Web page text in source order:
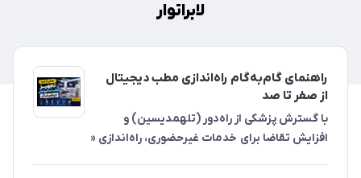
لابراتوار
راهنمای گام‌به‌گام راه‌اندازی مطب دیجیتال
از صفر تا صد
با گسترش پزشکی از راه‌دور (تلهمدیسین) و
افزایش تقاضا برای خدمات غیرحضوری، راه‌اندازی «